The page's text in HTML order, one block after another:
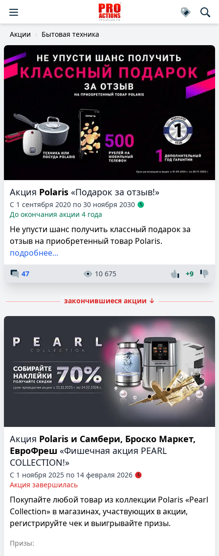
Акции Бытовая техника
Акция Polaris «Подарок за отзыв!»
С 1 сентября 2020 по 30 ноября 2030
До окончания акции 4 года
Не упусти шанс получить классный подарок за
отзыв на приобретенный товар Polaris.
подробнее...
47 10 675 +9
закончившиеся акции ↓
Акция Polaris и Самбери, Броско Маркет,
ЕвроФреш «Фишечная акция PEARL
COLLECTION!»
С 1 ноября 2025 по 14 февраля 2026
Акция завершилась
Покупайте любой товар из коллекции Polaris «Pearl
Collection» в магазинах, участвующих в акции,
регистрируйте чек и выигрывайте призы.
Призы: